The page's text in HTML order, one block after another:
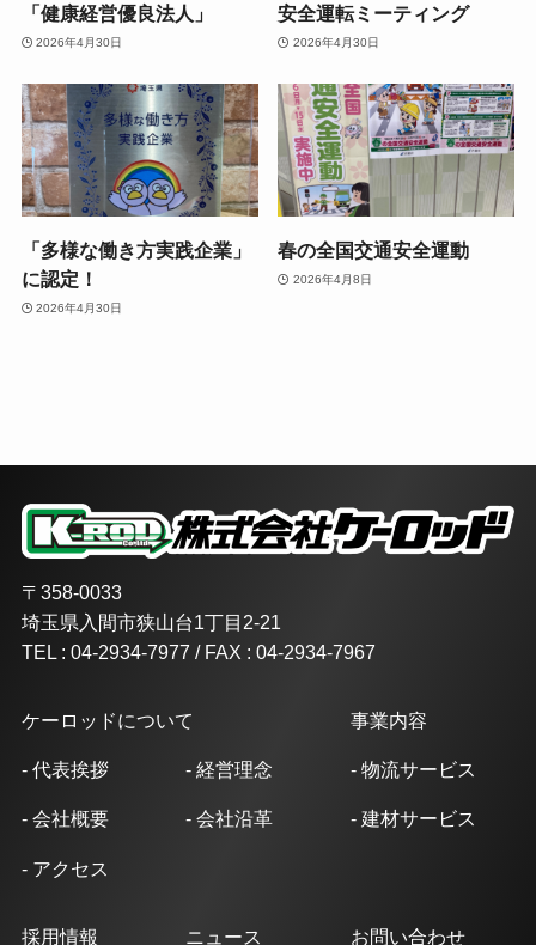
「健康経営優良法人」
2026年4月30日
安全運転ミーティング
2026年4月30日
「多様な働き方実践企業」
に認定！
2026年4月30日
春の全国交通安全運動
2026年4月8日
〒358-0033
埼玉県入間市狭山台1丁目2-21
TEL : 04-2934-7977 / FAX : 04-2934-7967
ケーロッドについて
- 代表挨拶
- 会社概要
- アクセス
- 経営理念
- 会社沿革
事業内容
- 物流サービス
- 建材サービス
採用情報 ニュース お問い合わせ